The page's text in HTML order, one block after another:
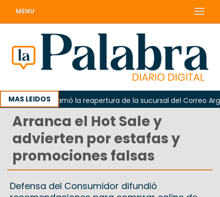
MENU
MAS LEIDOS
reclamó la reapertura de la sucursal del Correo
Arranca el Hot Sale y
advierten por estafas y
promociones falsas
Defensa del Consumidor difundió